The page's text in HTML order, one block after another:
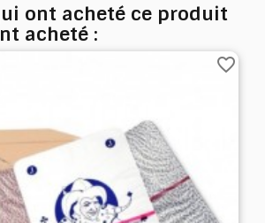
ont acheté ce produit
acheté :
favorite_border